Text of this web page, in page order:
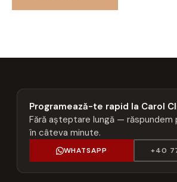
Programează-te rapid la Carol
Fără așteptare lungă — răspundem
în câteva minute.
WHATSAPP +40